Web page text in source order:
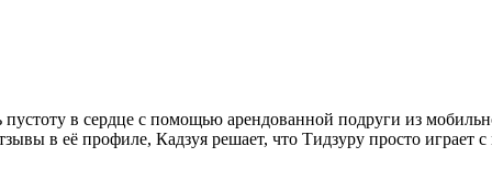
в сердце с помощью арендованной подруги из
в её профиле, Кадзуя решает, что Тидзуру просто